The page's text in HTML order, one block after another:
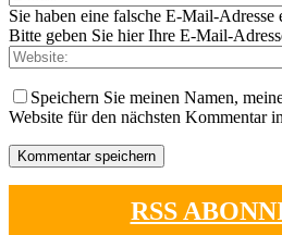
Sie haben eine falsche E-Mail-Adresse
Bitte geben Sie hier Ihre E-Mail-
Speichern Sie meinen Namen,
Website für den nächsten Kommentar
RSS